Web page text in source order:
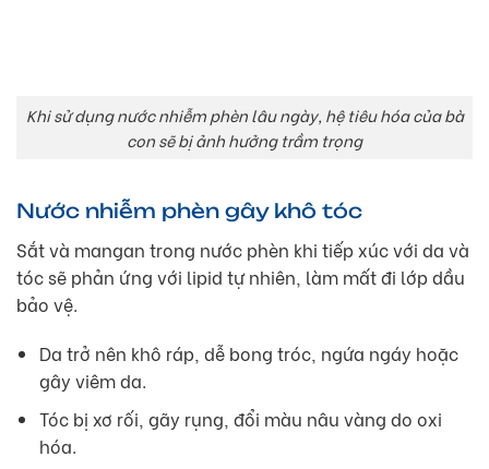
Khi sử dụng nước nhiễm phèn lâu ngày, hệ tiêu hóa của bà
con sẽ bị ảnh hưởng trầm trọng
Nước nhiễm phèn gây khô tóc
Sắt và mangan trong nước phèn khi tiếp xúc với da và
tóc sẽ phản ứng với lipid tự nhiên, làm mất đi lớp dầu
bảo vệ.
Da trở nên khô ráp, dễ bong tróc, ngứa ngáy hoặc
gây viêm da.
Tóc bị xơ rối, gãy rụng, đổi màu nâu vàng do oxi
hóa.